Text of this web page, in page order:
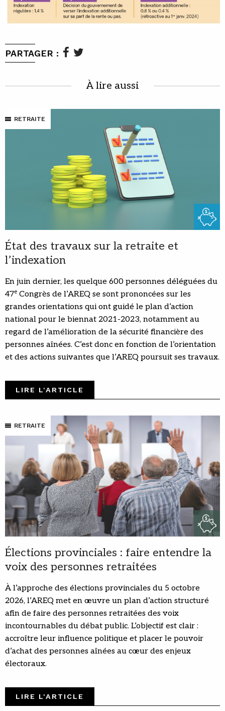
PARTAGER :
À lire aussi
RETRAITE
État des travaux sur la retraite et
l’indexation
En juin dernier, les quelque 600 personnes déléguées du
47e Congrès de l’AREQ se sont prononcées sur les
grandes orientations qui ont guidé le plan d’action
national pour le biennat 2021-2023, notamment au
regard de l’amélioration de la sécurité financière des
personnes aînées. C’est donc en fonction de l’orientation
et des actions suivantes que l’AREQ poursuit ses travaux.
LIRE L'ARTICLE
RETRAITE
Élections provinciales : faire entendre la
voix des personnes retraitées
À l’approche des élections provinciales du 5 octobre
2026, l’AREQ met en œuvre un plan d’action structuré
afin de faire des personnes retraitées des voix
incontournables du débat public. L’objectif est clair :
accroître leur influence politique et placer le pouvoir
d’achat des personnes aînées au cœur des enjeux
électoraux.
LIRE L'ARTICLE